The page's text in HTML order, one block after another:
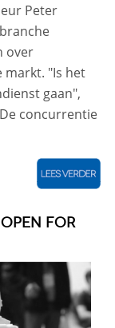
Peter
over
markt. "Is het
gaan",
concurrentie
FOR